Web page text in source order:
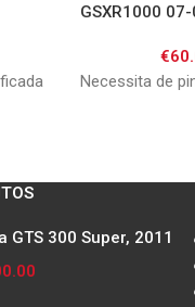
GSXR1000
€
Necessita de
GTS 300 Super, 2011